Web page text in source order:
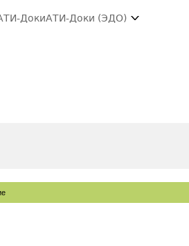
ДокиАТИ-Доки (ЭДО)